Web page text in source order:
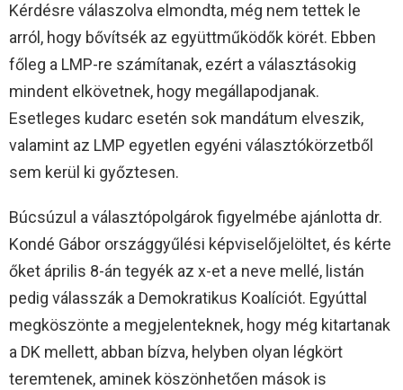
Kérdésre válaszolva elmondta, még nem tettek le
arról, hogy bővítsék az együttműködők körét. Ebben
főleg a LMP-re számítanak, ezért a választásokig
mindent elkövetnek, hogy megállapodjanak.
Esetleges kudarc esetén sok mandátum elveszik,
valamint az LMP egyetlen egyéni választókörzetből
sem kerül ki győztesen.
Búcsúzul a választópolgárok figyelmébe ajánlotta dr.
Kondé Gábor országgyűlési képviselőjelöltet, és kérte
őket április 8-án tegyék az x-et a neve mellé, listán
pedig válasszák a Demokratikus Koalíciót. Egyúttal
megköszönte a megjelenteknek, hogy még kitartanak
a DK mellett, abban bízva, helyben olyan légkört
teremtenek, aminek köszönhetően mások is